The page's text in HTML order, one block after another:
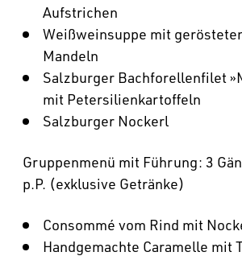
Aufstrichen
Weißweinsuppe mit
Mandeln
Salzburger Bachforellenfilet
mit Petersilienkartoffeln
Salzburger Nockerl
Gruppenmenü mit Führung: 3
p.P. (exklusive Getränke)
Consommé vom Rind mit
Handgemachte Caramelle mit